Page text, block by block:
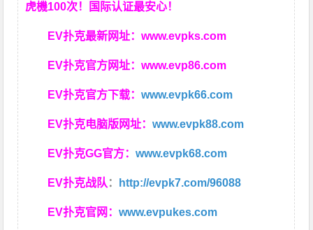
虎機100次！国际认证最安心！
EV扑克最新网址：www.evpks.com
EV扑克官方网址：www.evp86.com
EV扑克官方下载：www.evpk66.com
EV扑克电脑版网址：www.evpk88.com
EV扑克GG官方：www.evpk68.com
EV扑克战队： http://evpk7.com/96088
EV扑克官网：www.evpukes.com